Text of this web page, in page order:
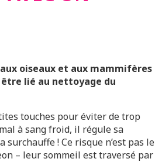
oiseaux et aux mammifères
lié au nettoyage du
touches pour éviter de trop
à sang froid, il régule sa
! Ce risque n’est pas le
– leur sommeil est traversé par